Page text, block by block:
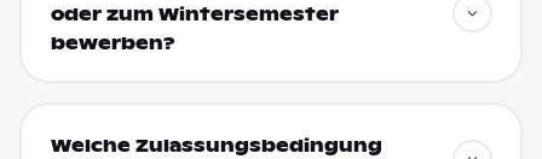
oder zum Wintersemester
bewerben?
Welche Zulassungsbedingung